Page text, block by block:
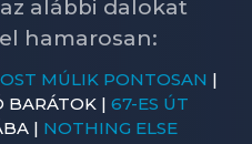
alábbi dalokat
hamarosan:
MÚLIK PONTOSAN |
BARÁTOK | 67-ES ÚT
| NOTHING ELSE